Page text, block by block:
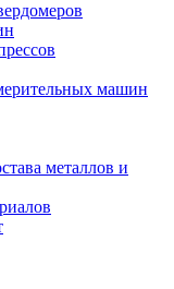
машин
металлов и